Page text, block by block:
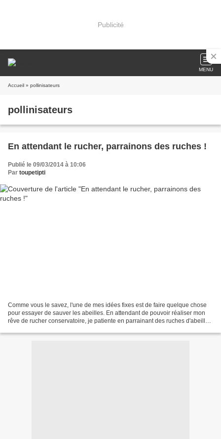
Publicité
MENU
Accueil » pollinisateurs
pollinisateurs
En attendant le rucher, parrainons des ruches !
Publié le 09/03/2014 à 10:06
Par toupetipti
Comme vous le savez, l'une de mes idées fixes est de faire quelque chose
pour essayer de sauver les abeilles. En attendant de pouvoir réaliser mon
rêve de rucher conservatoire, je patiente en parrainant des ruches d'abeilles